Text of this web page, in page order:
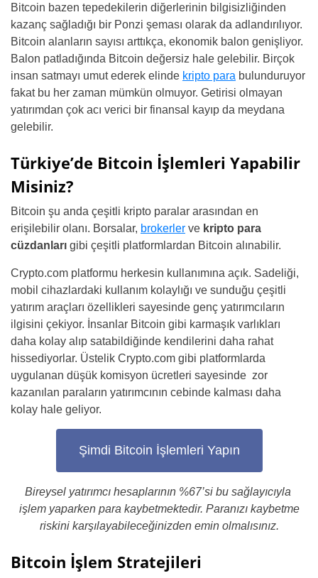
Bitcoin bazen tepedekilerin diğerlerinin bilgisizliğinden
kazanç sağladığı bir Ponzi şeması olarak da adlandırılıyor.
Bitcoin alanların sayısı arttıkça, ekonomik balon genişliyor.
Balon patladığında Bitcoin değersiz hale gelebilir. Birçok
insan satmayı umut ederek elinde kripto para bulunduruyor
fakat bu her zaman mümkün olmuyor. Getirisi olmayan
yatırımdan çok acı verici bir finansal kayıp da meydana
gelebilir.
Türkiye’de Bitcoin İşlemleri Yapabilir
Misiniz?
Bitcoin şu anda çeşitli kripto paralar arasından en
erişilebilir olanı. Borsalar, brokerler ve kripto para
cüzdanları gibi çeşitli platformlardan Bitcoin alınabilir.
Crypto.com platformu herkesin kullanımına açık. Sadeliği,
mobil cihazlardaki kullanım kolaylığı ve sunduğu çeşitli
yatırım araçları özellikleri sayesinde genç yatırımcıların
ilgisini çekiyor. İnsanlar Bitcoin gibi karmaşık varlıkları
daha kolay alıp satabildiğinde kendilerini daha rahat
hissediyorlar. Üstelik Crypto.com gibi platformlarda
uygulanan düşük komisyon ücretleri sayesinde zor
kazanılan paraların yatırımcının cebinde kalması daha
kolay hale geliyor.
Şimdi Bitcoin İşlemleri Yapın
Bireysel yatırımcı hesaplarının %67’si bu sağlayıcıyla
işlem yaparken para kaybetmektedir. Paranızı kaybetme
riskini karşılayabileceğinizden emin olmalısınız.
Bitcoin İşlem Stratejileri